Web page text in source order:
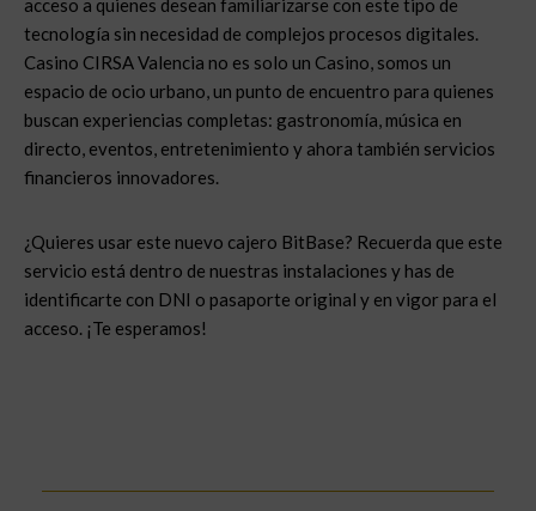
acceso a quienes desean familiarizarse con este tipo de
tecnología sin necesidad de complejos procesos digitales.
Casino CIRSA Valencia no es solo un Casino, somos un
espacio de ocio urbano, un punto de encuentro para quienes
buscan experiencias completas: gastronomía, música en
directo, eventos, entretenimiento y ahora también servicios
financieros innovadores.
¿Quieres usar este nuevo cajero BitBase? Recuerda que este
servicio está dentro de nuestras instalaciones y has de
identificarte con DNI o pasaporte original y en vigor para el
acceso. ¡Te esperamos!